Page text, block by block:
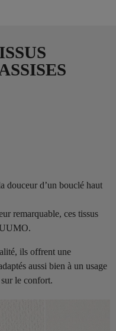
douceur d’un bouclé haut
remarquable, ces tissus
ils offrent une
aussi bien à un usage
le confort.